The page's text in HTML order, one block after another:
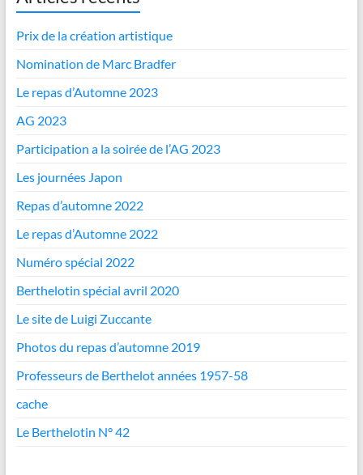
Prix de la création artistique
Nomination de Marc Bradfer
Le repas d’Automne 2023
AG 2023
Participation a la soirée de l’AG 2023
Les journées Japon
Repas d’automne 2022
Le repas d’Automne 2022
Numéro spécial 2022
Berthelotin spécial avril 2020
Le site de Luigi Zuccante
Photos du repas d’automne 2019
Professeurs de Berthelot années 1957-58
cache
Le Berthelotin N° 42